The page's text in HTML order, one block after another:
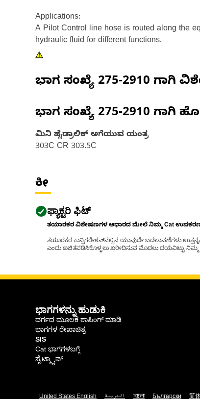
Applications:
A Pilot Control line hose is routed along the
hydraulic fluid for different functions.
ಭಾಗ ಸಂಖ್ಯೆ 275-2910 ಗಾಗಿ
ಭಾಗ ಸಂಖ್ಯೆ 275-2910 ಗಾಗಿ
ಮಿನಿ ಹೈಡ್ರಾಲಿಕ್‌ ಅಗೆಯುವ ಯಂತ್ರ
303C CR 303.5C
ಕೀ
ಫ್ಯಾಕ್ಟರಿ ಫಿಟ್
ತಯಾರಕರ ವಿಶೇಷಣಗಳ ಆಧಾರದ ಮೇಲೆ ನಿಮ್ಮ Cat
ತಯಾರಕರ ಕಾನ್ಫಿಗರೇಶನ್‌ನಲ್ಲಿನ ಯಾವುದೇ ಬದಲಾವಣೆಗಳು
ಎಂದು ಖಚಿತಪಡಿಸಿಕೊಳ್ಳಲು ಖರೀದಿಸುವ ಮೊದಲು ದಯವಿಟ್ಟು ನಿಮ್ಮ
ಭಾಗಗಳನ್ನು ಹುಡುಕಿ
ವರ್ಗದ ಮೂಲಕ ಶಾಪಿಂಗ್ ಮಾಡಿ
ಭಾಗಗಳ ರೇಖಾಚಿತ್ರ
SIS
Cat ಭಾಗಗಳಬಗ್ಗೆ
ಸೈಟ್ಮ್ಯಾಪ್
United States English العربية বাংলা Български 简